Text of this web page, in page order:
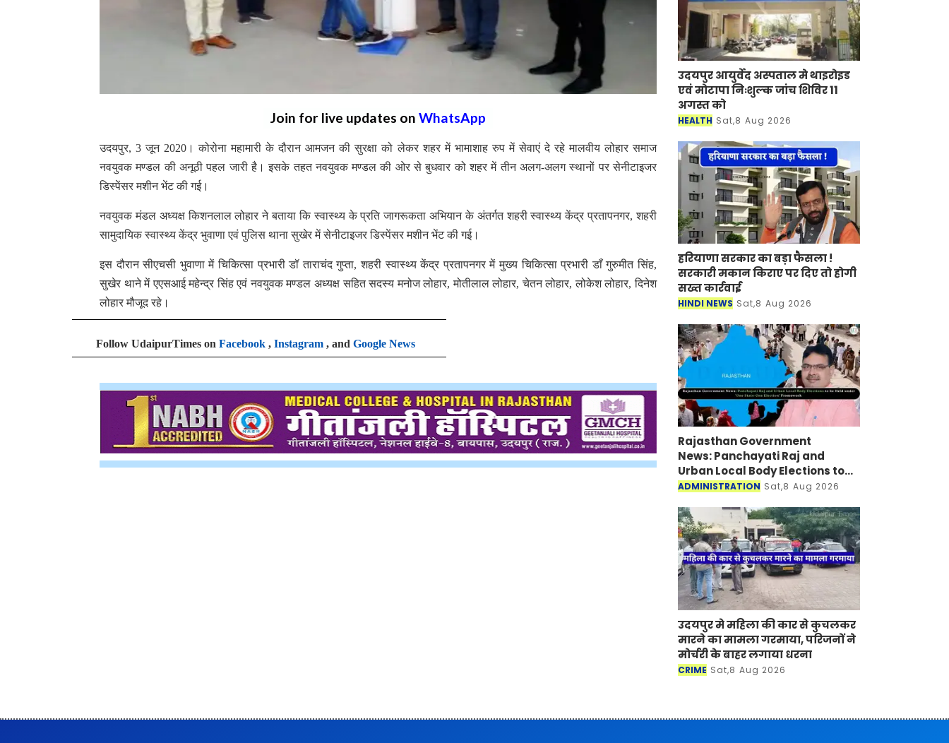
Join for live updates on WhatsApp
उदयपुर, 3 जून 2020। कोरोना महामारी के दौरान आमजन की सुरक्षा को लेकर शहर में भामाशाह रुप में सेवाएं दे रहे मालवीय लोहार समाज
नवयुवक मण्डल की अनूठी पहल जारी है। इसके तहत नवयुवक मण्डल की ओर से बुधवार को शहर में तीन अलग-अलग स्थानों पर सेनीटाइजर
डिस्पेंसर मशीन भेंट की गई।
नवयुवक मंडल अध्यक्ष किशनलाल लोहार ने बताया कि स्वास्थ्य के प्रति जागरूकता अभियान के अंतर्गत शहरी स्वास्थ्य केंद्र प्रतापनगर, शहरी
सामुदायिक स्वास्थ्य केंद्र भुवाणा एवं पुलिस थाना सुखेर में सेनीटाइजर डिस्पेंसर मशीन भेंट की गई।
इस दौरान सीएचसी भुवाणा में चिकित्सा प्रभारी डॉ ताराचंद गुप्ता, शहरी स्वास्थ्य केंद्र प्रतापनगर में मुख्य चिकित्सा प्रभारी डाँ गुरुमीत सिंह,
सुखेर थाने में एएसआई महेन्द्र सिंह एवं नवयुवक मण्डल अध्यक्ष सहित सदस्य मनोज लोहार, मोतीलाल लोहार, चेतन लोहार, लोकेश लोहार, दिनेश
लोहार मौजूद रहे।
Follow UdaipurTimes on Facebook , Instagram , and Google News
उदयपुर आयुर्वेद अस्पताल मे थाइरोइड
एवं मोटापा निःशुल्क जांच शिविर 11
अगस्त को
HEALTH Sat,8 Aug 2026
हरियाणा सरकार का बड़ा फैसला !
सरकारी मकान किराए पर दिए तो होगी
सख्त कार्रवाई
HINDI NEWS Sat,8 Aug 2026
Rajasthan Government
News: Panchayati Raj and
Urban Local Body Elections to
be Held under 'One State-One
ADMINISTRATION Sat,8 Aug 2026
उदयपुर मे महिला की कार से कुचलकर
मारने का मामला गरमाया, परिजनों ने
मोर्चरी के बाहर लगाया धरना
CRIME Sat,8 Aug 2026